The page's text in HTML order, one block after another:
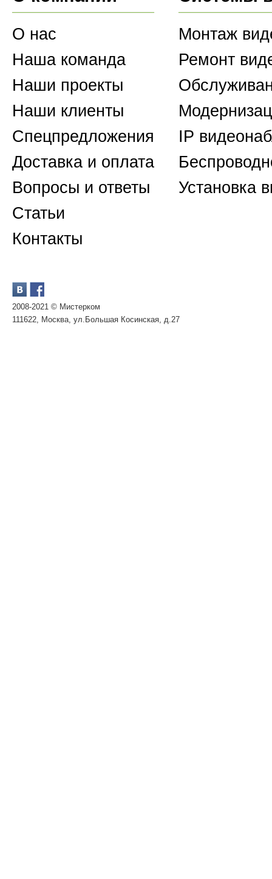
О нас
Наша команда
Наши проекты
Наши клиенты
Спецпредложения
Доставка и оплата
Вопросы и ответы
Статьи
Контакты
2008-2021 © Мистерком
111622, Москва, ул.Большая Косинская, д.27
Монтаж
Ремонт
IP
Установка